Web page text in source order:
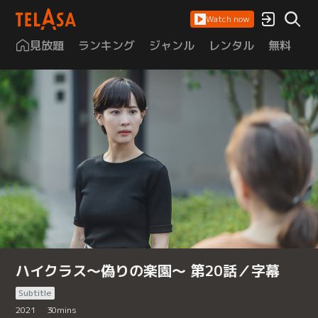
Watch now
見放題 ランキング ジャンル レンタル 無料
ハイクラス～偽りの楽園～ 第20話／字幕
Subtitle
2021
30mins